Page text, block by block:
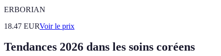
ERBORIAN
18.47 EURVoir le prix
Tendances 2026 dans les soins coréens